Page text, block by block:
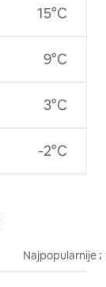
15°C
9°C
3°C
-2°C
Najpopularnije